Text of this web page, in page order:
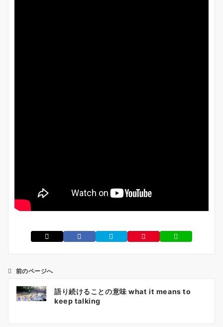
ビ
前のページへ
語り続けることの意味 what it means to
keep talking